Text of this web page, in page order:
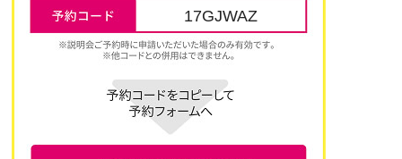
17GJWAZ